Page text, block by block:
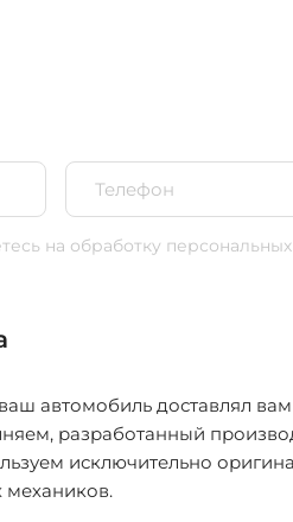
на обработку
автомобиль доставлял
разработанный
исключительно